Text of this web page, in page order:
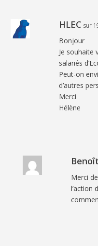
HLEC sur
Bonjour
Je souhaite
salariés
Peut-on
d’autres
Merci
Hélène
Merci
l’action